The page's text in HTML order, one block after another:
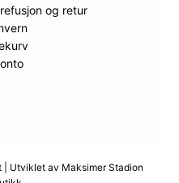
og retur
| Utviklet av Maksimer Stadion